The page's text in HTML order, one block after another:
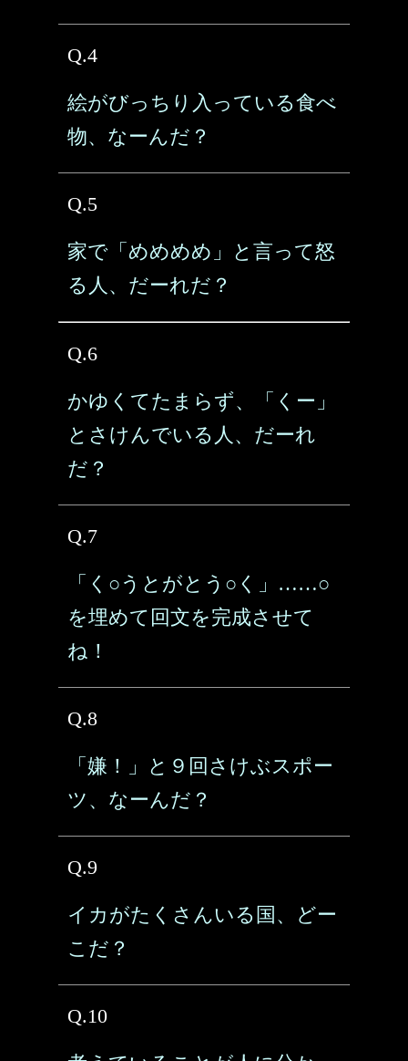
Q.4
絵がびっちり入っている食べ
物、なーんだ？
Q.5
家で「めめめめ」と言って怒
る人、だーれだ？
Q.6
かゆくてたまらず、「くー」
とさけんでいる人、だーれ
だ？
Q.7
「く○うとがとう○く」……○
を埋めて回文を完成させて
ね！
Q.8
「嫌！」と９回さけぶスポー
ツ、なーんだ？
Q.9
イカがたくさんいる国、どー
こだ？
Q.10